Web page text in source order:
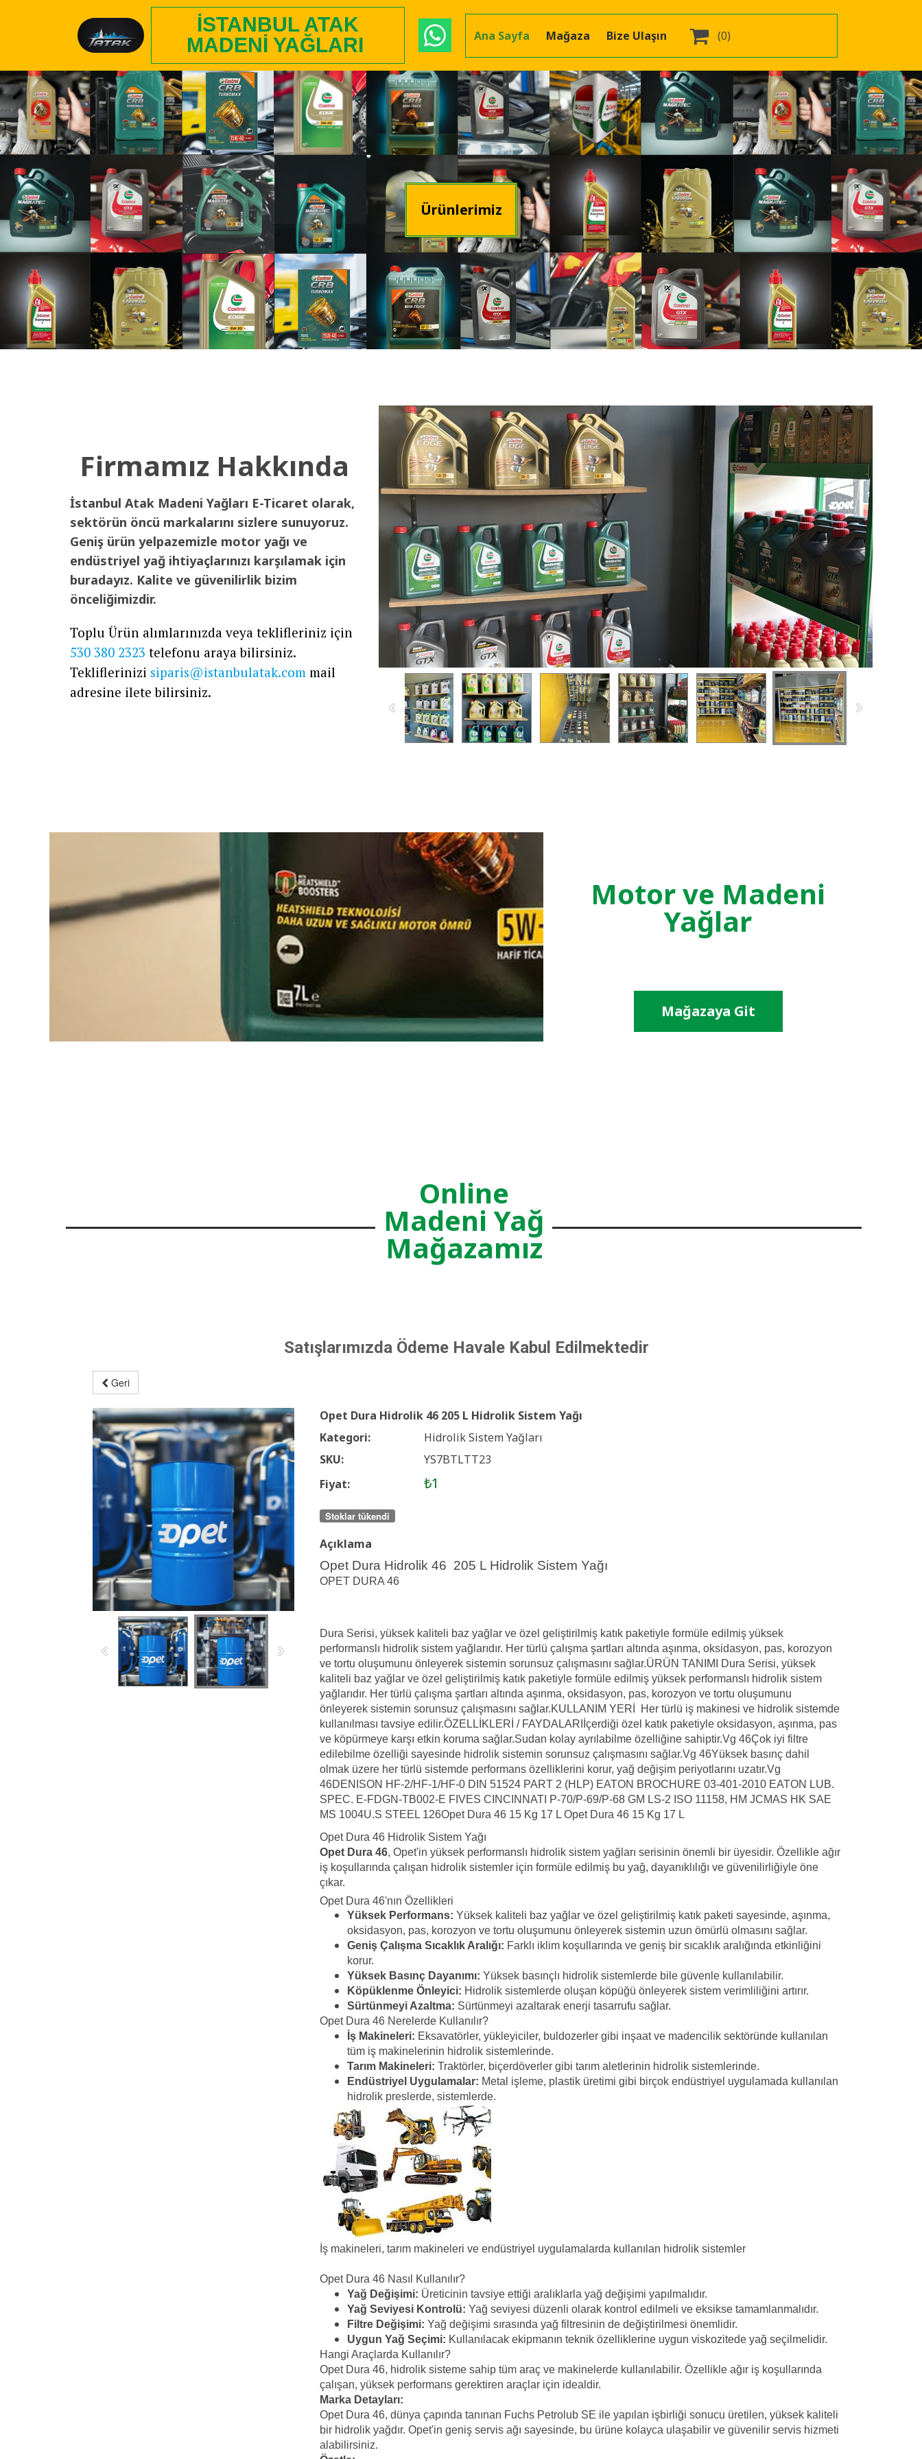
İSTANBUL ATAK
MADENI YAĞLARI
Ana Sayfa Mağaza Bize Ulaşın  (0)
Ürünlerimiz
Firmamız Hakkında
İstanbul Atak Madeni Yağları E-Ticaret olarak,
sektörün öncü markalarını sizlere sunuyoruz.
Geniş ürün yelpazemizle motor yağı ve
endüstriyel yağ ihtiyaçlarınızı karşılamak için
buradayız. Kalite ve güvenilirlik bizim
önceliğimizdir.
Toplu Ürün alımlarınızda veya teklifleriniz için
530 380 2323 telefonu araya bilirsiniz.
Tekliflerinizi siparis@istanbulatak.com mail
adresine ilete bilirsiniz.
Motor ve Madeni
Yağlar
Mağazaya Git
Online
Madeni Yağ
Mağazamız
Satışlarımızda Ödeme Havale Kabul Edilmektedir
Geri
Opet Dura Hidrolik 46 205 L Hidrolik Sistem Yağı
Kategori:
Hidrolik Sistem Yağları
SKU:
YS7BTLTT23
Fiyat:
₺1
Stoklar tükendi
Açıklama
Opet Dura Hidrolik 46 205 L Hidrolik Sistem Yağı
OPET DURA 46
Dura Serisi, yüksek kaliteli baz yağlar ve özel geliştirilmiş katık paketiyle formüle edilmiş yüksek
performanslı hidrolik sistem yağlarıdır. Her türlü çalışma şartları altında aşınma, oksidasyon, pas, korozyon
ve tortu oluşumunu önleyerek sistemin sorunsuz çalışmasını sağlar.ÜRÜN TANIMI Dura Serisi, yüksek
kaliteli baz yağlar ve özel geliştirilmiş katık paketiyle formüle edilmiş yüksek performanslı hidrolik sistem
yağlarıdır. Her türlü çalışma şartları altında aşınma, oksidasyon, pas, korozyon ve tortu oluşumunu
önleyerek sistemin sorunsuz çalışmasını sağlar.KULLANIM YERİ Her türlü iş makinesi ve hidrolik sistemde
kullanılması tavsiye edilir.ÖZELLİKLERİ / FAYDALARI İçerdiği özel katık paketiyle oksidasyon, aşınma, pas
ve köpürmeye karşı etkin koruma sağlar.Sudan kolay ayrılabilme özelliğine sahiptir.Vg 46Çok iyi filtre
edilebilme özelliği sayesinde hidrolik sistemin sorunsuz çalışmasını sağlar.Vg 46Yüksek basınç dahil
olmak üzere her türlü sistemde performans özelliklerini korur, yağ değişim periyotlarını uzatır.Vg
46DENISON HF-2/HF-1/HF-0 DIN 51524 PART 2 (HLP) EATON BROCHURE 03-401-2010 EATON LUB.
SPEC. E-FDGN-TB002-E FIVES CINCINNATI P-70/P-69/P-68 GM LS-2 ISO 11158, HM JCMAS HK SAE
MS 1004U.S STEEL 126Opet Dura 46 15 Kg 17 LOpet Dura 46 15 Kg 17 L
Opet Dura 46 Hidrolik Sistem Yağı
Opet Dura 46, Opet'in yüksek performanslı hidrolik sistem yağları serisinin önemli bir üyesidir. Özellikle ağır
iş koşullarında çalışan hidrolik sistemler için formüle edilmiş bu yağ, dayanıklılığı ve güvenilirliğiyle öne
çıkar.
Opet Dura 46'nın Özellikleri
Yüksek Performans: Yüksek kaliteli baz yağlar ve özel geliştirilmiş katık paketi sayesinde, aşınma,
oksidasyon, pas, korozyon ve tortu oluşumunu önleyerek sistemin uzun ömürlü olmasını sağlar.
Geniş Çalışma Sıcaklık Aralığı: Farklı iklim koşullarında ve geniş bir sıcaklık aralığında etkinliğini
korur.
Yüksek Basınç Dayanımı: Yüksek basınçlı hidrolik sistemlerde bile güvenle kullanılabilir.
Köpüklenme Önleyici: Hidrolik sistemlerde oluşan köpüğü önleyerek sistem verimliliğini artırır.
Sürtünmeyi Azaltma: Sürtünmeyi azaltarak enerji tasarrufu sağlar.
Opet Dura 46 Nerelerde Kullanılır?
İş Makineleri: Eksavatörler, yükleyiciler, buldozerler gibi inşaat ve madencilik sektöründe kullanılan
tüm iş makinelerinin hidrolik sistemlerinde.
Tarım Makineleri: Traktörler, biçerdöverler gibi tarım aletlerinin hidrolik sistemlerinde.
Endüstriyel Uygulamalar: Metal işleme, plastik üretimi gibi birçok endüstriyel uygulamada kullanılan
hidrolik preslerde, sistemlerde.
İş makineleri, tarım makineleri ve endüstriyel uygulamalarda kullanılan hidrolik sistemler
Opet Dura 46 Nasıl Kullanılır?
Yağ Değişimi: Üreticinin tavsiye ettiği aralıklarla yağ değişimi yapılmalıdır.
Yağ Seviyesi Kontrolü: Yağ seviyesi düzenli olarak kontrol edilmeli ve eksikse tamamlanmalıdır.
Filtre Değişimi: Yağ değişimi sırasında yağ filtresinin de değiştirilmesi önemlidir.
Uygun Yağ Seçimi: Kullanılacak ekipmanın teknik özelliklerine uygun viskozitede yağ seçilmelidir.
Hangi Araçlarda Kullanılır?
Opet Dura 46, hidrolik sisteme sahip tüm araç ve makinelerde kullanılabilir. Özellikle ağır iş koşullarında
çalışan, yüksek performans gerektiren araçlar için idealdir.
Marka Detayları:
Opet Dura 46, dünya çapında tanınan Fuchs Petrolub SE ile yapılan işbirliği sonucu üretilen, yüksek kaliteli
bir hidrolik yağdır. Opet'in geniş servis ağı sayesinde, bu ürüne kolayca ulaşabilir ve güvenilir servis hizmeti
alabilirsiniz.